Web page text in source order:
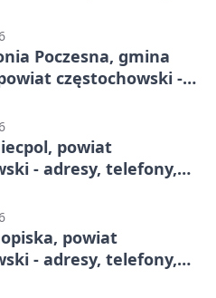
Poczesna, gmina
częstochowski -
powiat
- adresy, telefony,
powiat
- adresy, telefony,